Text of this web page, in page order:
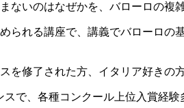
ないのはなぜかを、バローロの複
られる講座で、講義でバローロの
を修了された方、イタリア好きの
で、各種コンクール上位入賞経